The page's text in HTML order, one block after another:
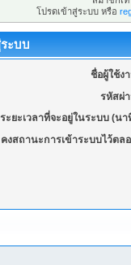
โปรดเข้าสู่ระบบ หรือ
ระบบ
ชื่อผู้ใช้ง
รหัสผ่
ระยะเวลาที่จะอยู่ในระบบ (นา
คงสถานะการเข้าระบบไว้ตล